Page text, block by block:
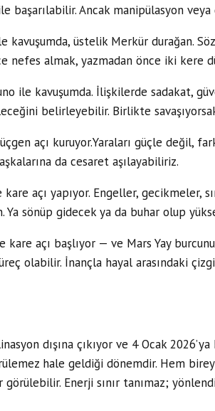
başarılabilir. Ancak manipülasyon
kavuşumda, üstelik Merkür durağan.
nefes almak, yazmadan önce iki kere
ile kavuşumda. İlişkilerde sadakat,
belirleyebilir. Birlikte
açı kuruyor.Yaraları güçle değil,
da cesaret aşılayabiliriz.
açı yapıyor. Engeller, gecikmeler,
Ya sönüp gidecek ya da buhar olup
kare açı başlıyor — ve Mars Yay
olabilir. İnançla hayal arasındaki
dışına çıkıyor ve 4 Ocak
hale geldiği dönemdir. Hem
görülebilir. Enerji sınır tanımaz;